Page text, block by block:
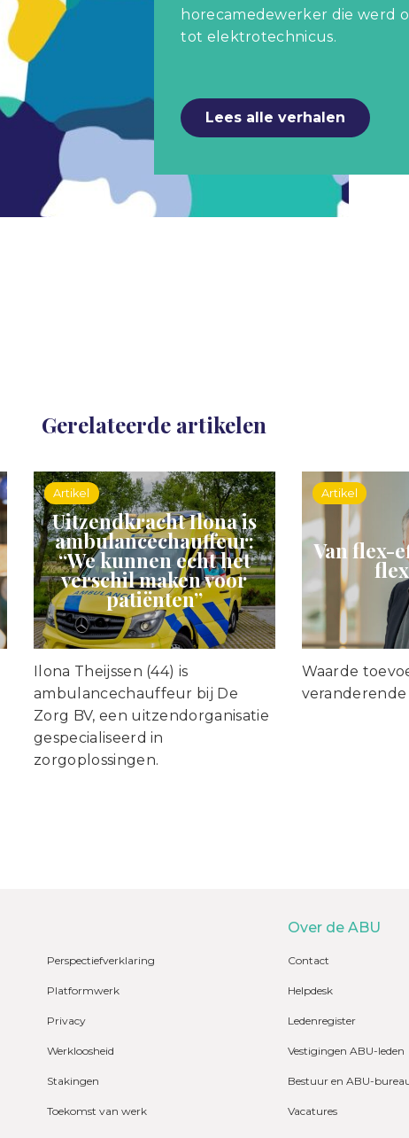
horecamedewerker die werd
tot elektrotechnicus.
Lees alle verhalen
Gerelateerde artikelen
Artikel
Uitzendkracht Ilona is
ambulancechauffeur:
“We kunnen echt het
verschil maken voor
patiënten”
Ilona Theijssen (44) is
ambulancechauffeur bij De
Zorg BV, een uitzendorganisatie
gespecialiseerd in
zorgoplossingen.
Artikel
Van flex-
Waarde
Perspectiefverklaring
Platformwerk
Privacy
Werkloosheid
Stakingen
Toekomst van werk
Over de ABU
Contact
Helpdesk
Ledenregister
Vestigingen ABU-leden
Bestuur en ABU-
Vacatures